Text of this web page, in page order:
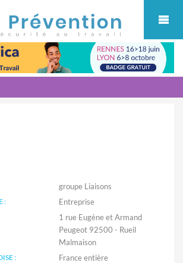
groupe Liaisons
: Entreprise
1 rue Eugène et Armand
Peugeot 92500 - Rueil
Malmaison
: